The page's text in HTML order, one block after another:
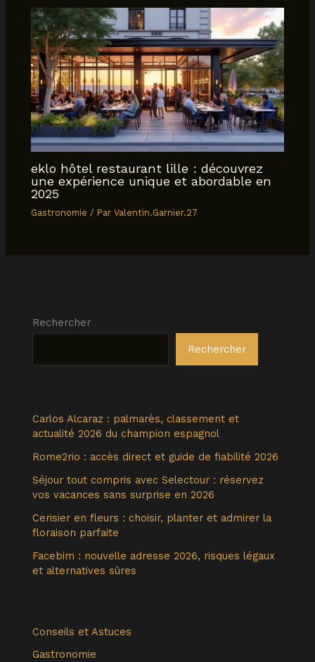
eklo hôtel restaurant lille : découvrez
une expérience unique et abordable en
2025
Gastronomie / ParValentin.Garnier.27
Rechercher
Rechercher
Carlos Alcaraz : palmarès, classement et
actualité 2026 du champion espagnol
Rome2rio : accès direct et guide de fiabilité 2026
Séjour tout compris avec Selectour : réservez
vos vacances sans surprise en 2026
Cerisier en fleurs : choisir, planter et admirer la
floraison parfaite
Facebim : nouvelle adresse 2026, risques légaux
et alternatives sûres
Conseils et Astuces
Gastronomie